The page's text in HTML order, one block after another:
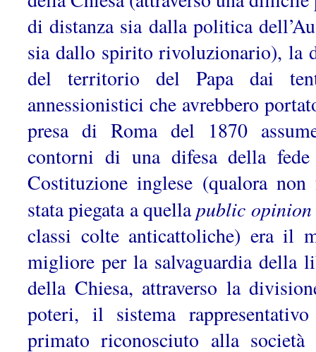
di distanza sia dalla politica
sia dallo spirito rivoluzionario), la
del territorio del Papa dai
annessionistici che avrebbero
presa di Roma del 1870
contorni di una difesa della
Costituzione inglese (qualora non
stata piegata a quellapublic opinion
classi colte anticattoliche) era il
migliore per la salvaguardia della
della Chiesa, attraverso la
poteri, il sistema
primato riconosciuto alla società